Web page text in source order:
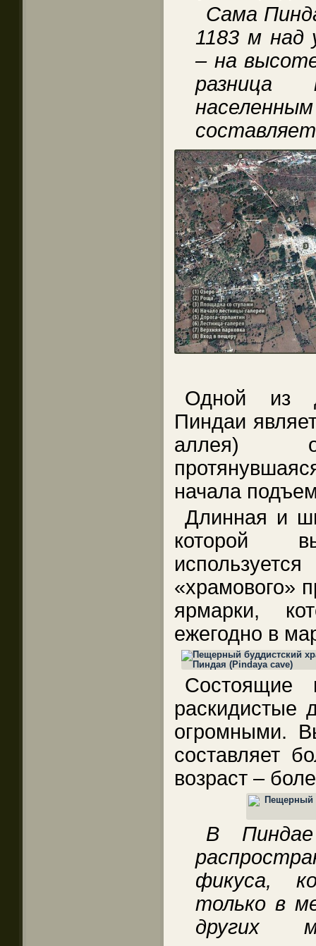
Сама
1183 м над
– на
Одной из
Пиндаи
аллея)
начала
Длинная и
которой
«храмового»
ярмарки,
ежегодно в
Состоящие
раскидистые
огромными.
составляет
возраст –
В
фикуса,
только в
других